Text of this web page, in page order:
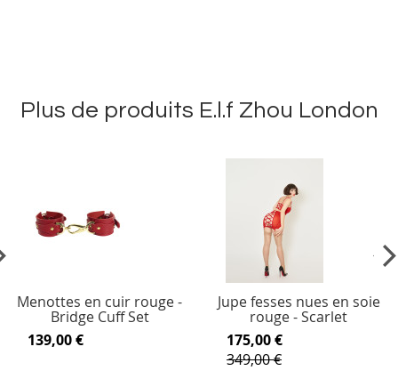
Plus de produits E.l.f Zhou London
Menottes en cuir rouge -
Bridge Cuff Set
139,00 €
Jupe fesses nues en soie
rouge - Scarlet
175,00 €
349,00 €